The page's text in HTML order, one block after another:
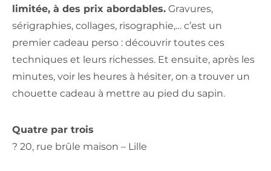
limitée, à des prix abordables. Gravures,
sérigraphies, collages, risographie,… c’est un
premier cadeau perso : découvrir toutes ces
techniques et leurs richesses. Et ensuite, après les
minutes, voir les heures à hésiter, on a trouver un
chouette cadeau à mettre au pied du sapin.
Quatre par trois
? 20, rue brûle maison – Lille